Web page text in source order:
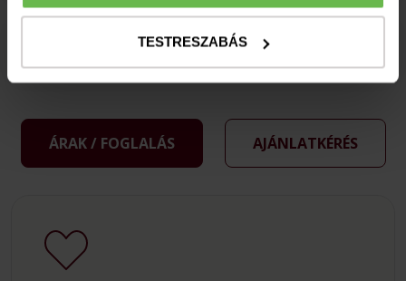
TESTRESZABÁS
Fizetési feltételek
ÁRAK / FOGLALÁS AJÁNLATKÉRÉS